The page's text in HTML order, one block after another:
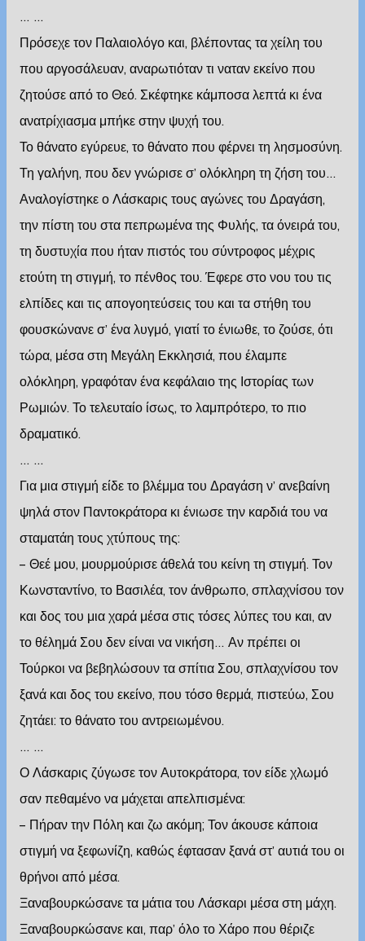
… …
Πρόσεχε τον Παλαιολόγο και, βλέποντας τα χείλη του
που αργοσάλευαν, αναρωτιόταν τι ναταν εκείνο που
ζητούσε από το Θεό. Σκέφτηκε κάμποσα λεπτά κι ένα
ανατρίχιασμα μπήκε στην ψυχή του.
Το θάνατο εγύρευε, το θάνατο που φέρνει τη λησμοσύνη.
Τη γαλήνη, που δεν γνώρισε σ’ ολόκληρη τη ζήση του…
Αναλογίστηκε ο Λάσκαρις τους αγώνες του Δραγάση,
την πίστη του στα πεπρωμένα της Φυλής, τα όνειρά του,
τη δυστυχία που ήταν πιστός του σύντροφος μέχρις
ετούτη τη στιγμή, το πένθος του. Έφερε στο νου του τις
ελπίδες και τις απογοητεύσεις του και τα στήθη του
φουσκώνανε σ’ ένα λυγμό, γιατί το ένιωθε, το ζούσε, ότι
τώρα, μέσα στη Μεγάλη Εκκλησιά, που έλαμπε
ολόκληρη, γραφόταν ένα κεφάλαιο της Ιστορίας των
Ρωμιών. Το τελευταίο ίσως, το λαμπρότερο, το πιο
δραματικό.
… …
Για μια στιγμή είδε το βλέμμα του Δραγάση ν’ ανεβαίνη
ψηλά στον Παντοκράτορα κι ένιωσε την καρδιά του να
σταματάη τους χτύπους της:
– Θεέ μου, μουρμούρισε άθελά του κείνη τη στιγμή. Τον
Κωνσταντίνο, το Βασιλέα, τον άνθρωπο, σπλαχνίσου τον
και δος του μια χαρά μέσα στις τόσες λύπες του και, αν
το θέλημά Σου δεν είναι να νικήση… Αν πρέπει οι
Τούρκοι να βεβηλώσουν τα σπίτια Σου, σπλαχνίσου τον
ξανά και δος του εκείνο, που τόσο θερμά, πιστεύω, Σου
ζητάει: το θάνατο του αντρειωμένου.
… …
Ο Λάσκαρις ζύγωσε τον Αυτοκράτορα, τον είδε χλωμό
σαν πεθαμένο να μάχεται απελπισμένα:
– Πήραν την Πόλη και ζω ακόμη; Τον άκουσε κάποια
στιγμή να ξεφωνίζη, καθώς έφτασαν ξανά στ’ αυτιά του οι
θρήνοι από μέσα.
Ξαναβουρκώσανε τα μάτια του Λάσκαρι μέσα στη μάχη.
Ξαναβουρκώσανε και, παρ’ όλο το Χάρο που θέριζε